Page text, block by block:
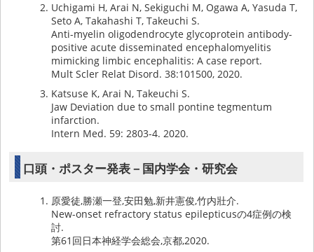
Uchigami H, Arai N, Sekiguchi M, Ogawa A, Yasuda T,
Seto A, Takahashi T, Takeuchi S.
Anti-myelin oligodendrocyte glycoprotein antibody-
positive acute disseminated encephalomyelitis
mimicking limbic encephalitis: A case report.
Mult Scler Relat Disord. 38:101500, 2020.
Katsuse K, Arai N, Takeuchi S.
Jaw Deviation due to small pontine tegmentum
infarction.
Intern Med. 59: 2803-4. 2020.
口頭・ポスター発表－国内学会・研究会
原愛徒,勝瀬一登,安田勉,新井憲俊,竹内壯介.
New-onset refractory status epilepticusの4症例の検
討.
第61回日本神経学会総会,京都,2020.